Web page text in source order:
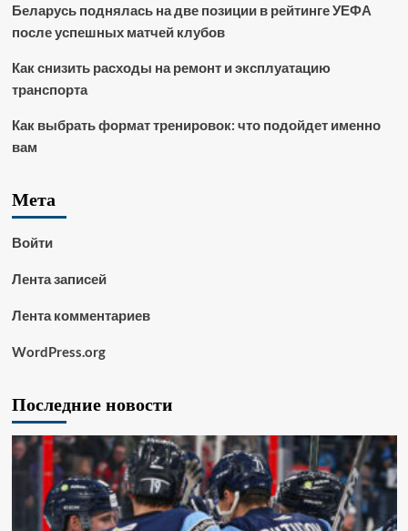
Беларусь поднялась на две позиции в рейтинге УЕФА
после успешных матчей клубов
Как снизить расходы на ремонт и эксплуатацию
транспорта
Как выбрать формат тренировок: что подойдет именно
вам
Мета
Войти
Лента записей
Лента комментариев
WordPress.org
Последние новости